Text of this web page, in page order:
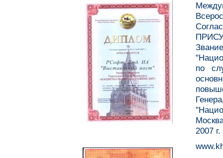
по
2007 г.